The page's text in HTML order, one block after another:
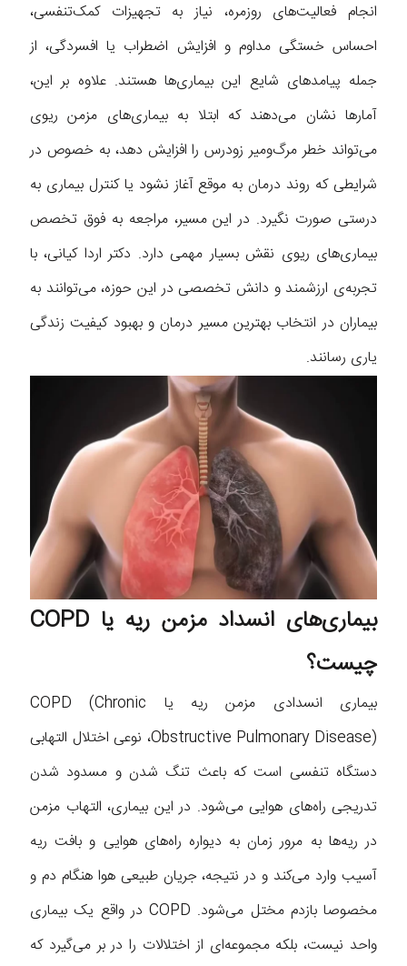
انجام فعالیت‌های روزمره، نیاز به تجهیزات کمک‌تنفسی،
احساس خستگی مداوم و افزایش اضطراب یا افسردگی، از
جمله پیامدهای شایع این بیماری‌ها هستند. علاوه بر این،
آمارها نشان می‌دهند که ابتلا به بیماری‌های مزمن ریوی
می‌تواند خطر مرگ‌ومیر زودرس را افزایش دهد، به‌ خصوص در
شرایطی که روند درمان به‌ موقع آغاز نشود یا کنترل بیماری به‌
درستی صورت نگیرد. در این مسیر، مراجعه به فوق تخصص
بیماری‌های ریوی نقش بسیار مهمی دارد. دکتر اردا کیانی، با
تجربه‌ی ارزشمند و دانش تخصصی در این حوزه، می‌توانند به
بیماران در انتخاب بهترین مسیر درمان و بهبود کیفیت زندگی
یاری رسانند.
بیماری‌های انسداد مزمن ریه یا COPD
چیست؟
بیماری انسدادی مزمن ریه یا COPD (Chronic
Obstructive Pulmonary Disease)، نوعی اختلال التهابی
دستگاه تنفسی است که باعث تنگ شدن و مسدود شدن
تدریجی راه‌های هوایی می‌شود. در این بیماری، التهاب مزمن
در ریه‌ها به مرور زمان به دیواره راه‌های هوایی و بافت ریه
آسیب وارد می‌کند و در نتیجه، جریان طبیعی هوا هنگام دم و
مخصوصا بازدم مختل می‌شود. COPD در واقع یک بیماری
واحد نیست، بلکه مجموعه‌ای از اختلالات را در بر می‌گیرد که